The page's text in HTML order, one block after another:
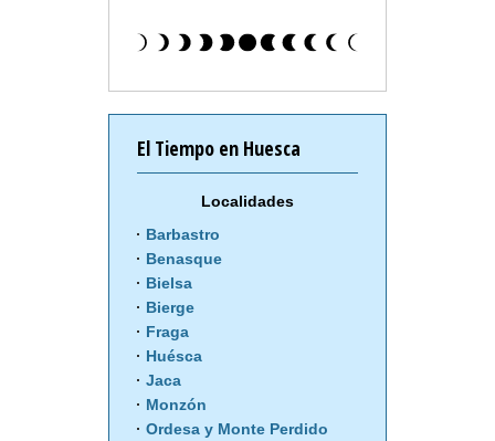
El Tiempo en Huesca
Localidades
Barbastro
Benasque
Bielsa
Bierge
Fraga
Huésca
Jaca
Monzón
Ordesa y Monte Perdido